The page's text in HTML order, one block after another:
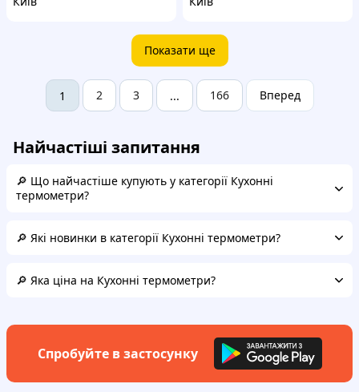
Показати ще
1 2 3 ... 166 Вперед
Найчастіші запитання
🔎 Що найчастіше купують у категорії Кухонні
термометри?
🔎 Які новинки в категорії Кухонні термометри?
🔎 Яка ціна на Кухонні термометри?
Спробуйте в застосунку